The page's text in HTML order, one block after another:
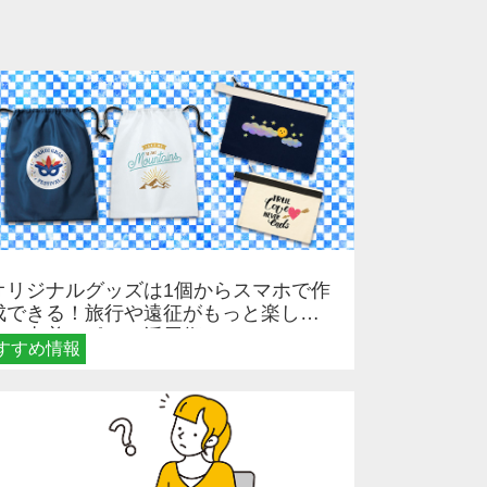
すめ情報
リジナルグッズは1個からスマホで作
できる！旅行や遠征がもっと楽しく
る巾着＆ポーチ活用術